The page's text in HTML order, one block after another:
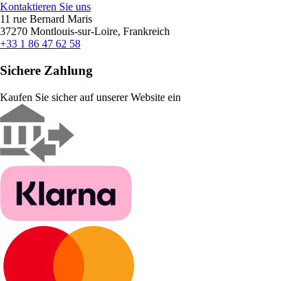
Kontaktieren Sie uns
11 rue Bernard Maris
37270 Montlouis-sur-Loire, Frankreich
+33 1 86 47 62 58
Sichere Zahlung
Kaufen Sie sicher auf unserer Website ein